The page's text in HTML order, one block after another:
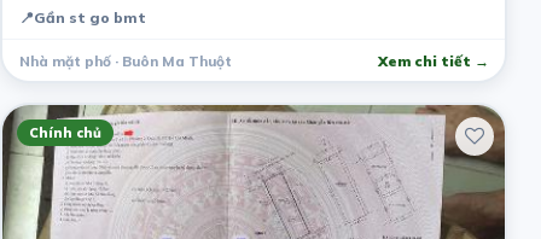
📍Gần st go bmt
Nhà mặt phố · Buôn Ma Thuột Xem chi tiết →
Chính chủ